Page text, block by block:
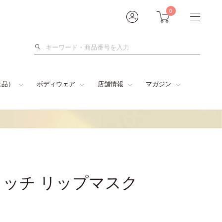
0
検
） ボディウェア 店舗情報 マガジン
チ リップマスク